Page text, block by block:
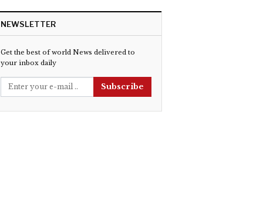
NEWSLETTER
Get the best of world News delivered to
your inbox daily
Subscribe